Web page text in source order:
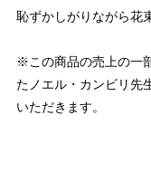
恥ずかしがりながら花
※この商品の売上の一
たノエル・カンビリ先
いただきます。